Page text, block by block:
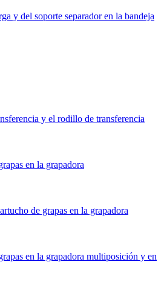
y del soporte separador en la bandeja
y el rodillo de transferencia
en la grapadora
de grapas en la grapadora
en la grapadora multiposición y en